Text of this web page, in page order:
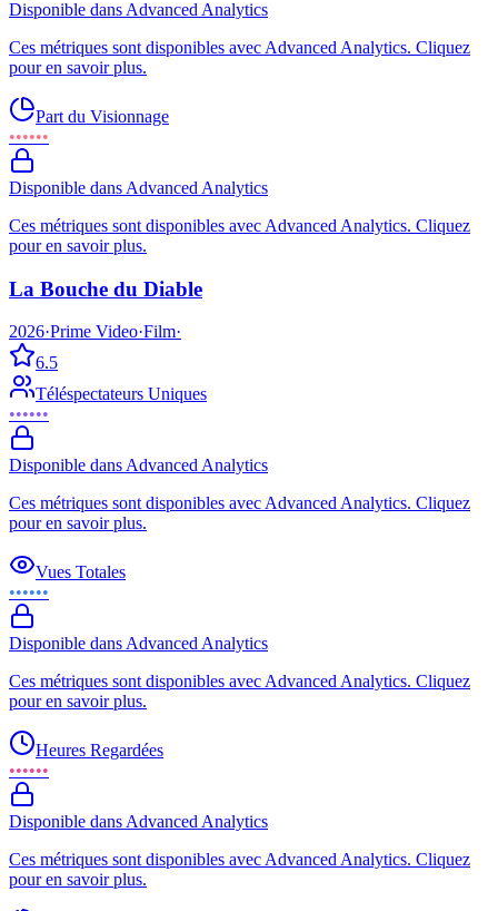
Disponible dans Advanced Analytics
Ces métriques sont disponibles avec Advanced Analytics. Cliquez
pour en savoir plus.
Part du Visionnage
••••••
Disponible dans Advanced Analytics
Ces métriques sont disponibles avec Advanced Analytics. Cliquez
pour en savoir plus.
La Bouche du Diable
2026·Prime Video·Film·
6.5
Téléspectateurs Uniques
••••••
Disponible dans Advanced Analytics
Ces métriques sont disponibles avec Advanced Analytics. Cliquez
pour en savoir plus.
Vues Totales
••••••
Disponible dans Advanced Analytics
Ces métriques sont disponibles avec Advanced Analytics. Cliquez
pour en savoir plus.
Heures Regardées
••••••
Disponible dans Advanced Analytics
Ces métriques sont disponibles avec Advanced Analytics. Cliquez
pour en savoir plus.